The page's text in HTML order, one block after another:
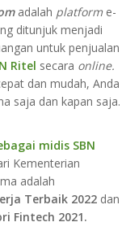
adalah platform e-
ditunjuk menjadi
untuk penjualan
Ritel secara online.
dan mudah, Anda
saja dan kapan saja.
midis SBN
Kementerian
adalah
Terbaik 2022 dan
Fintech 2021.